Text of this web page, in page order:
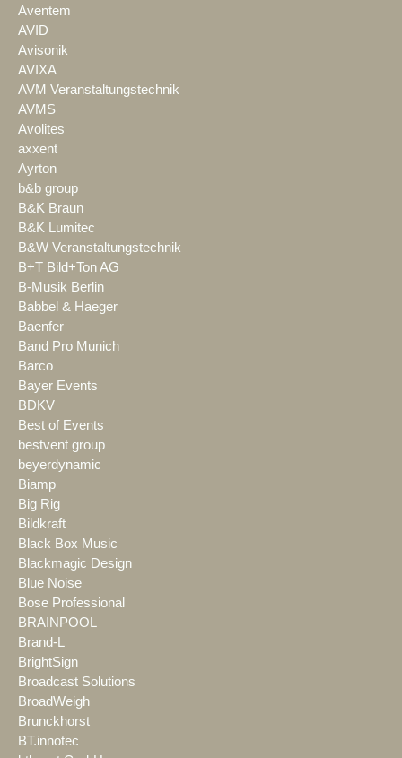
Aventem
AVID
Avisonik
AVIXA
AVM Veranstaltungstechnik
AVMS
Avolites
axxent
Ayrton
b&b group
B&K Braun
B&K Lumitec
B&W Veranstaltungstechnik
B+T Bild+Ton AG
B-Musik Berlin
Babbel & Haeger
Baenfer
Band Pro Munich
Barco
Bayer Events
BDKV
Best of Events
bestvent group
beyerdynamic
Biamp
Big Rig
Bildkraft
Black Box Music
Blackmagic Design
Blue Noise
Bose Professional
BRAINPOOL
Brand-L
BrightSign
Broadcast Solutions
BroadWeigh
Brunckhorst
BT.innotec